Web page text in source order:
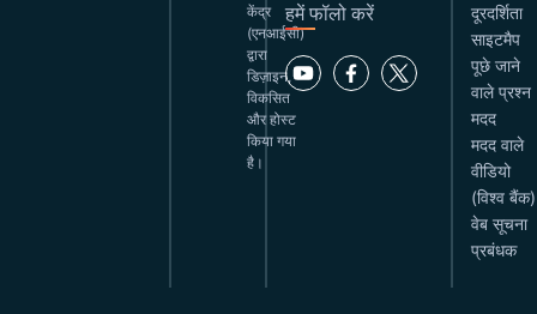
केंद्र
(एनआईसी)
द्वारा
डिज़ाइन,
विकसित
और होस्ट
किया गया
है।
हमें फॉलो करें
दूरदर्शिता
साइटमैप
पूछे जाने
वाले प्रश्न
मदद
मदद वाले
वीडियो
(विश्व बैंक)
वेब सूचना
प्रबंधक